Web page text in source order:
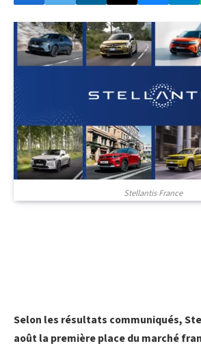
Stellantis France
Selon les résultats communiqués,
août la première place du marché